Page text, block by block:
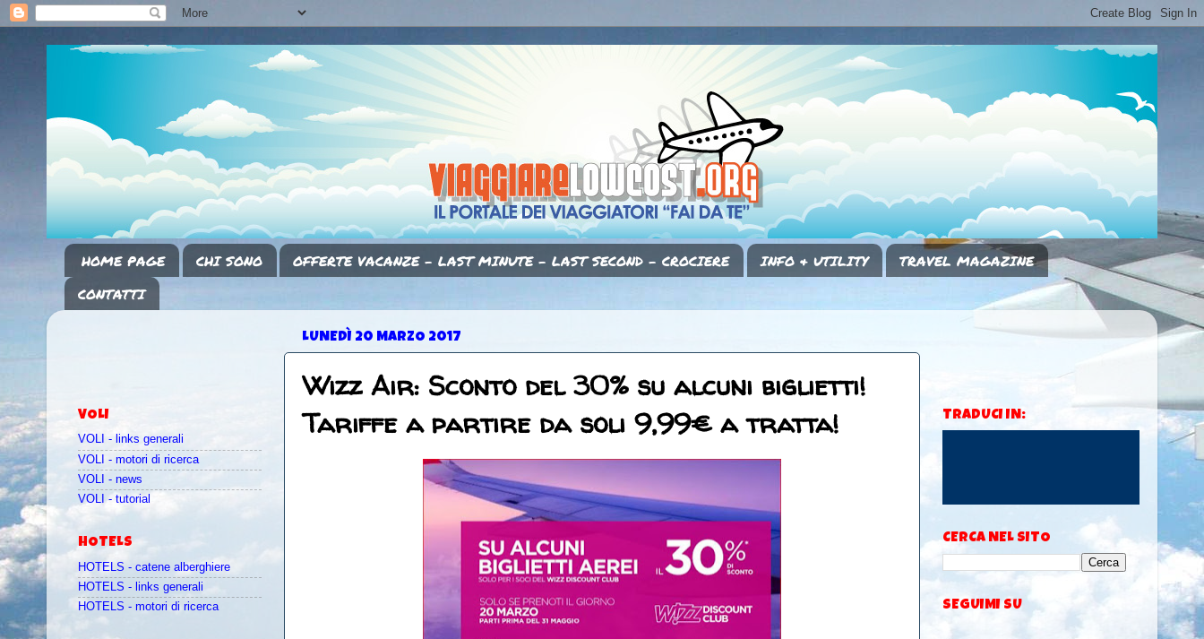
HOME PAGE CHI SONO OFFERTE VACANZE - LAST MINUTE - LAST SECOND - CROCIERE INFO & UTILITY
TRAVEL MAGAZINE
CONTATTI
LUNEDÌ 20 MARZO 2017
Wizz Air: Sconto del 30% su alcuni biglietti!
Tariffe a partire da soli 9,99€ a tratta!
VOLI
VOLI - links generali
VOLI - motori di ricerca
VOLI - news
VOLI - tutorial
HOTELS
HOTELS - catene alberghiere
HOTELS - links generali
HOTELS - motori di ricerca
TRADUCI IN:
CERCA NEL SITO
SEGUIMI SU